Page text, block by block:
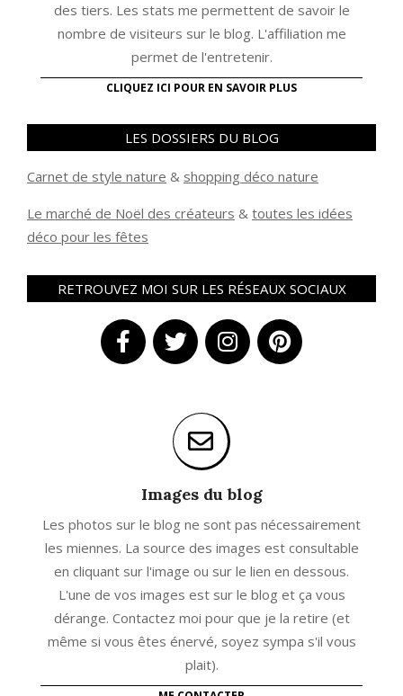
des tiers. Les stats me permettent de savoir le
nombre de visiteurs sur le blog. L'affiliation me
permet de l'entretenir.
CLIQUEZ ICI POUR EN SAVOIR PLUS
LES DOSSIERS DU BLOG
Carnet de style nature & shopping déco nature
Le marché de Noël des créateurs & toutes les idées
déco pour les fêtes
RETROUVEZ MOI SUR LES RÉSEAUX SOCIAUX
Images du blog
Les photos sur le blog ne sont pas nécessairement
les miennes. La source des images est consultable
en cliquant sur l'image ou sur le lien en dessous.
L'une de vos images est sur le blog et ça vous
dérange. Contactez moi pour que je la retire (et
même si vous êtes énervé, soyez sympa s'il vous
plait).